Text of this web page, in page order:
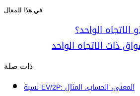
في هذا المقال
الواحد؟
ذات الاتجاه الواحد
ذات صلة
نسبة EV/2P: المعنى، الحساب، المثال